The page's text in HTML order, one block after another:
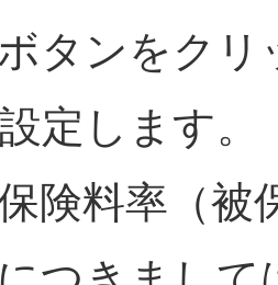
ボタンをク
定します。
険料率（被